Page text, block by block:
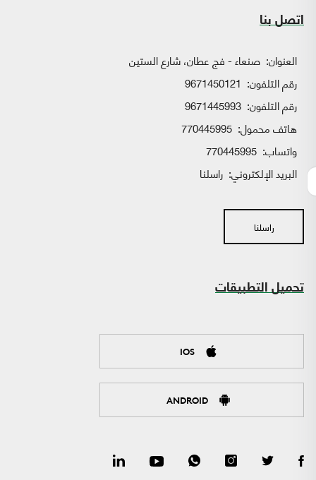
اتصل بنا
العنوان: صنعاء - فج عطان، شارع الستين
رقم التلفون: 9671450121
رقم التلفون: 9671445993
هاتف محمول: 770445995
واتساب:
البريد الإلكتروني: راسلنا
راسلنا
تحميل التطبيقات
IOS
ANDROID